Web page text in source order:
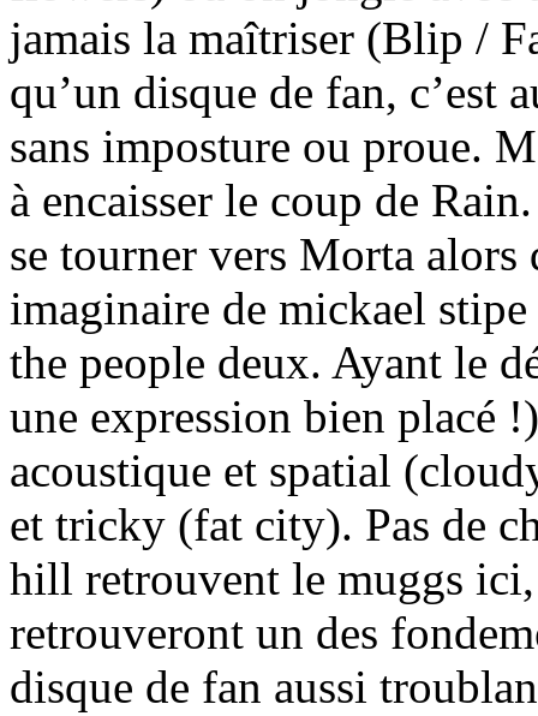
jamais la maîtriser (Blip /
qu’un disque de fan, c’est
sans imposture ou proue.
à encaisser le coup de
se tourner vers Morta alors
imaginaire de mickael
the people deux. Ayant le
une expression bien placé
acoustique et spatial
et tricky (fat city). Pas de
hill retrouvent le muggs
retrouveront un des
disque de fan aussi